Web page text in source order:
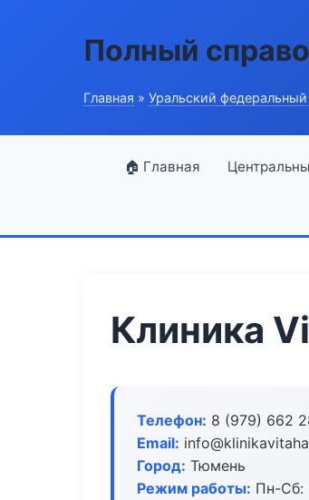
Полный
Главная » Уральский федеральный
🏠 Главная
Клиника
Телефон: 8 (979) 662
Email:
Город: Тюмень
Режим работы: Пн-Сб: